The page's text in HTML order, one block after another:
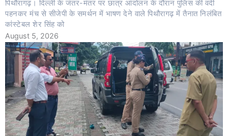
पिथौरागढ़। दिल्ली के जंतर-मंतर पर छात्र आंदोलन के दौरान पुलिस की वर्दी
पहनकर मंच से सीजेपी के समर्थन में भाषण देने वाले पिथौरागढ़ में तैनात निलंबित
कांस्टेबल शेर सिंह को
August 5, 2026